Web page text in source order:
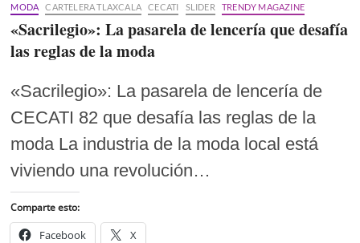
MODA CARTELERA TLAXCALA CECATI SLIDER TRENDY MAGAZINE
«Sacrilegio»: La pasarela de lencería que desafía
las reglas de la moda
«Sacrilegio»: La pasarela de lencería de
CECATI 82 que desafía las reglas de la
moda La industria de la moda local está
viviendo una revolución…
Comparte esto:
Facebook X